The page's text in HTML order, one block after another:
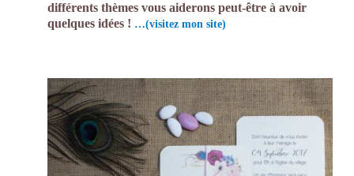
différents thèmes vous aiderons peut-être à avoir
quelques idées ! …(visitez mon site)